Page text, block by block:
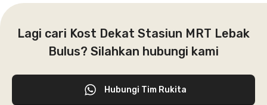
Lagi cari Kost Dekat Stasiun MRT Lebak
Bulus? Silahkan hubungi kami
Hubungi Tim Rukita